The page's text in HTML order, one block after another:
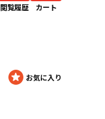
閲覧履歴 カート